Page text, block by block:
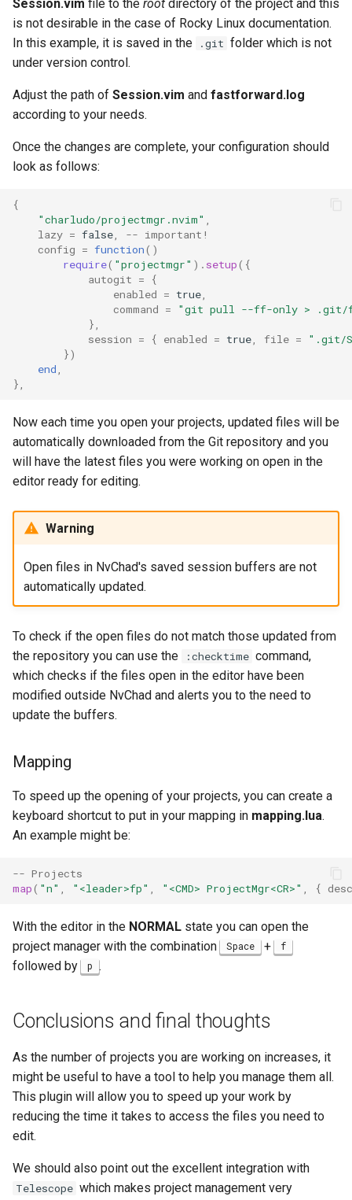
Session.vim file to the root directory of the project and this
is not desirable in the case of Rocky Linux documentation.
In this example, it is saved in the
.git folder which is not
under version control.
Adjust the path of Session.vim and fastforward.log
according to your needs.
Once the changes are complete, your configuration should
look as follows:
{
"charludo/projectmgr.nvim" ,
lazy = false,
-- important!
config = function()
require( "projectmgr" ). setup({
autogit =
{
enabled = true,
command =
"git pull --ff-only > .git/
},
session = { enabled = true, file =
".git/
})
end,
},
Now each time you open your projects, updated files will be
automatically downloaded from the Git repository and you
will have the latest files you were working on open in the
editor ready for editing.
Warning
Open files in NvChad's saved session buffers are not
automatically updated.
To check if the open files do not match those updated from
the repository you can use the
:checktime command,
which checks if the files open in the editor have been
modified outside NvChad and alerts you to the need to
update the buffers.
Mapping
To speed up the opening of your projects, you can create a
keyboard shortcut to put in your mapping in mapping.lua.
An example might be:
-- Projects
map( "n" , "<leader>fp" , "<CMD> ProjectMgr<CR>" , { desc
With the editor in the NORMAL state you can open the
project manager with the combination
Space + f
followed by p .
Conclusions and final thoughts
As the number of projects you are working on increases, it
might be useful to have a tool to help you manage them all.
This plugin will allow you to speed up your work by
reducing the time it takes to access the files you need to
edit.
We should also point out the excellent integration with
Telescope which makes project management very